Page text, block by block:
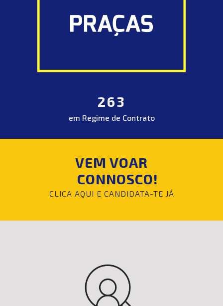
263
em Regime de Contrato
VEM VOAR
CONNOSCO!
CLICA AQUI E CANDIDATA-TE JÁ